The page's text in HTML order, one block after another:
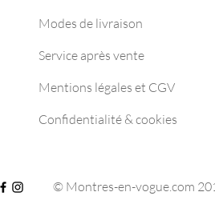
Modes de livraison
Service après vente
Mentions légales et CGV
Confidentialité & cookies
© Montres-en-vogue.com